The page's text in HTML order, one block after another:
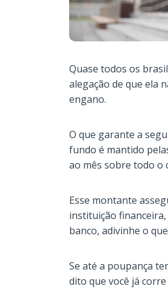
Quase todos os
alegação de que ela
engano.
O que garante a
fundo é mantido
ao mês sobre todo o
Esse montante
instituição financeira,
banco, adivinhe o
Se até a poupança
dito que você já